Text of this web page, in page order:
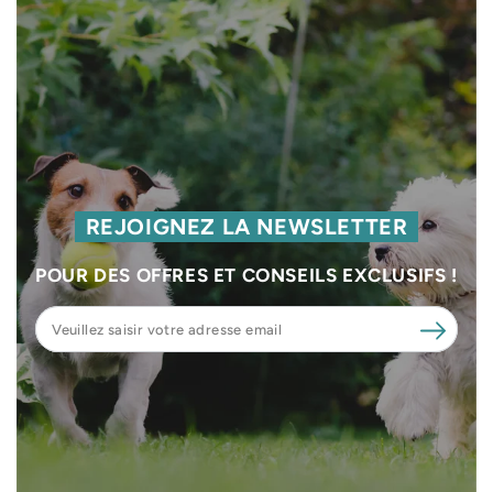
REJOIGNEZ LA NEWSLETTER
POUR DES OFFRES ET CONSEILS EXCLUSIFS !
Veuillez
saisir
votre
adresse
email